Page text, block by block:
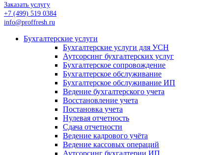
Заказать услугу
+7 (499) 519 0384
info@proffresh.ru
Бухгалтерские услуги
Бухгалтерские услуги для УСН
Аутсорсинг бухгалтерских услуг
Бухгалтерское сопровождение
Бухгалтерское обслуживание
Бухгалтерское обслуживание ИП
Ведение бухгалтерского учета
Восстановление учета
Постановка учета
Нулевая отчетность
Сдача отчетности
Ведение кадрового учёта
Ведение кассовых операций
Аутсорсинг бухгалтерии ИП